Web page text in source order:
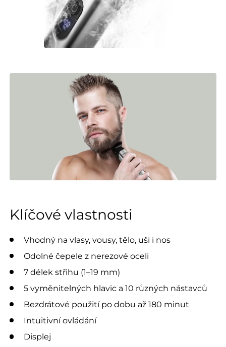
Klíčové vlastnosti
Vhodný na vlasy, vousy, tělo, uši i nos
Odolné čepele z nerezové oceli
7 délek střihu (1–19 mm)
5 vyměnitelných hlavic a 10 různých nástavců
Bezdrátové použití po dobu až 180 minut
Intuitivní ovládání
Displej